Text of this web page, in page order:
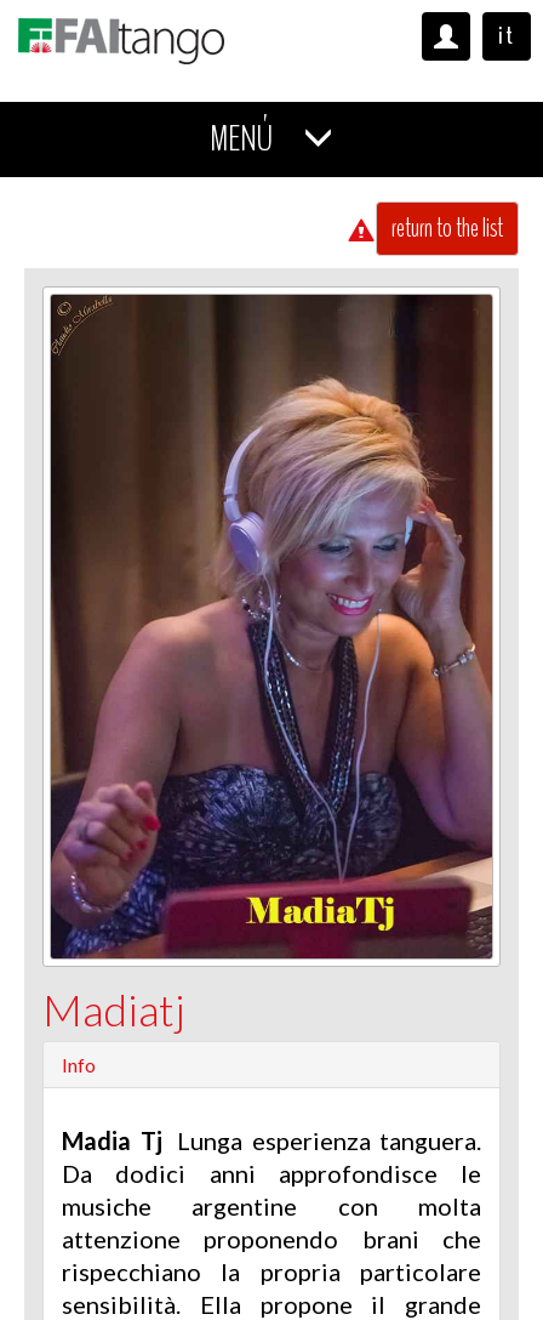
it
MENÚ
return to the list
Madiatj
Info
Madia Tj
Lunga esperienza tanguera.
Da dodici anni approfondisce le
musiche argentine con molta
attenzione proponendo brani che
rispecchiano la propria particolare
sensibilità. Ella propone il grande